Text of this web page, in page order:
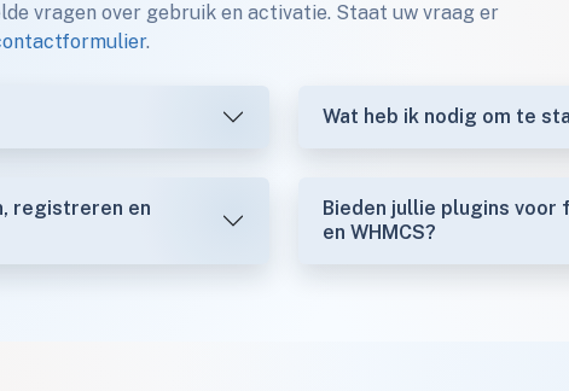
vragen over gebruik en activatie. Staat uw vraag er
.
Wat heb ik nodig om te
registreren en
Bieden jullie plugins
en WHMCS?